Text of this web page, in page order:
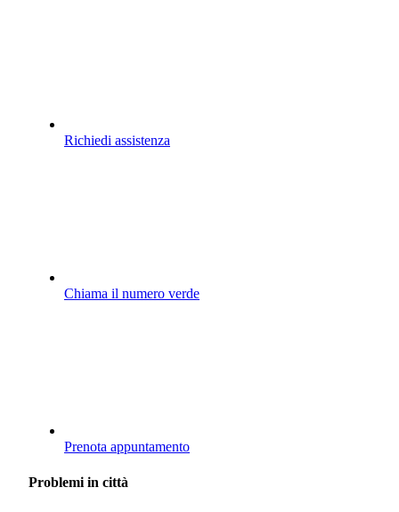
Richiedi assistenza
Chiama il numero verde
Prenota appuntamento
Problemi in città